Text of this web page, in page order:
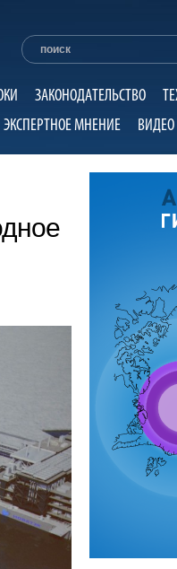
ЗАКОНОДАТЕЛЬСТВО
ЭКСПЕРТНОЕ МНЕНИЕ ВИДЕО